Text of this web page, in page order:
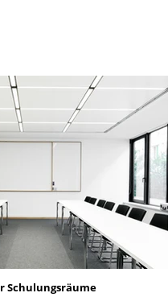
Schulungsräume